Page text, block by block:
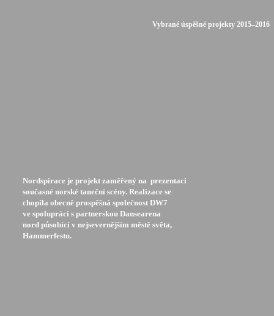
Vybrané úspěšné projekty 2015–2016
Nordspirace je projekt zaměřený na prezentaci
současné norské taneční scény. Realizace se
chopila obecně prospěšná společnost DW7
ve spolupráci s partnerskou Dansearena
nord působící v nejsevernějším městě světa,
Hammerfestu.